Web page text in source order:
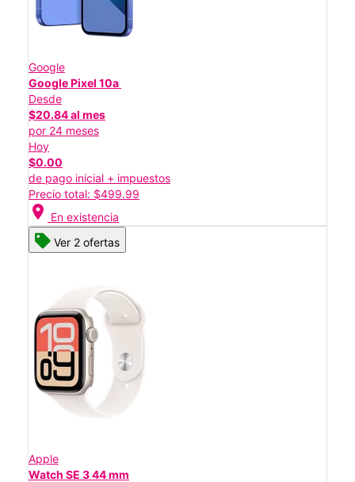
Google
Google Pixel 10a
Desde
$20.84 al mes
por 24 meses
Hoy
$0.00
de pago inicial + impuestos
Precio total: $499.99
location_on En existencia
Ver 2 ofertas
Apple
Watch SE 3 44 mm